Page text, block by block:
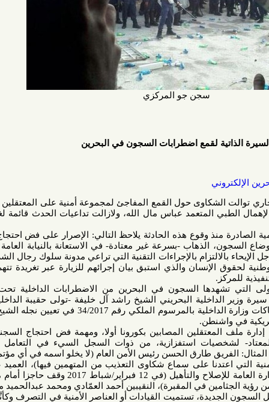
سجن جو المركزي
لقمع اضطرابات السجون في البحرين
توالت الشكاوى حول القمع المفاجئ لمجموعة أمنية على المعتقلين المحتجين
الطبي المتعمد عباس مال الله، ولازالت تداعيات الحدث قائمة لغاية لحظة
وقوع هذه الحادثة يلاحظ التالي: الإصرار على فض احتجاج السجناء
الذهاب -بسرعة غير معتادة- في الاستعانة بالنيابة العامة ومفوضية
بالإجراءات التقنية التي تراعي مدونة سلوك رجال الشرطة، بيان
والذي استبق بيان إجرائهم للزيارة عبر تغريدة تتهم السجناء
السجون في البحرين من الاضطرابات الداخلية تحت الإدارات
المتعاقبة، وهي علامة بارزة في سيرة وزير الداخلية البحريني الشيخ راشد آل خليفة -تولى حقيبة الداخلية منذ 17
سنة- والذي تم مكافأته على انتهاكات وزارة الداخلية بالمرسوم الملكي رقم 34/2017 في تعيين نجله الشيخ عبد الله
كما تظهر الحوادث المتتالية بأنَّ إدارة ملف المعتقلين المصابين بكورونا أولا، ومهمة فض احتجاج السجناء في 17
استفزازية، من ذوات السجل السيء في التعامل مع قضايا
طارق الحسن رئيس الأمن العام (لا يخلو اسمه في أي مؤتمر صحفي
على سماع شكاوى التعذيب من المتهمين فيها)، العميد عبدالسلام
يوسف العريفي المدير العام للإدارة العامة للإصلاح والتأهيل (في 12 فبراير/شباط 2017 وقف حاجزا أمام منع عوائل
في المقبرة)، النقيبين أحمد العمّادي ومحمد عبدالحميد معروف.
تستميت القيادات أو العناصر الأمنية في التصرف وكأنَّهم أعضاء